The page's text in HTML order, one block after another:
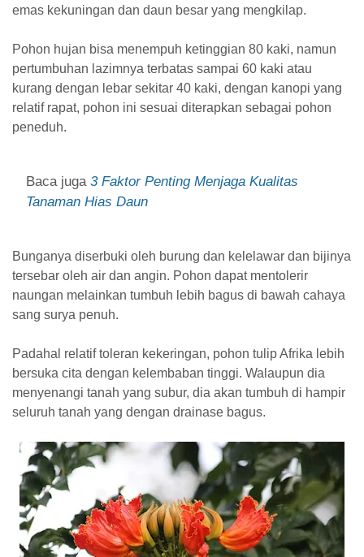
emas kekuningan dan daun besar yang mengkilap.
Pohon hujan bisa menempuh ketinggian 80 kaki, namun
pertumbuhan lazimnya terbatas sampai 60 kaki atau
kurang dengan lebar sekitar 40 kaki, dengan kanopi yang
relatif rapat, pohon ini sesuai diterapkan sebagai pohon
peneduh.
Baca juga 3 Faktor Penting Menjaga Kualitas
Tanaman Hias Daun
Bunganya diserbuki oleh burung dan kelelawar dan bijinya
tersebar oleh air dan angin. Pohon dapat mentolerir
naungan melainkan tumbuh lebih bagus di bawah cahaya
sang surya penuh.
Padahal relatif toleran kekeringan, pohon tulip Afrika lebih
bersuka cita dengan kelembaban tinggi. Walaupun dia
menyenangi tanah yang subur, dia akan tumbuh di hampir
seluruh tanah yang dengan drainase bagus.